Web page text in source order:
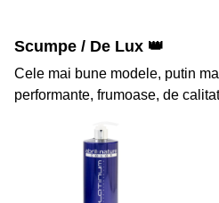
Scumpe / De Lux 👑
Cele mai bune modele, putin
performante, frumoase, de
39